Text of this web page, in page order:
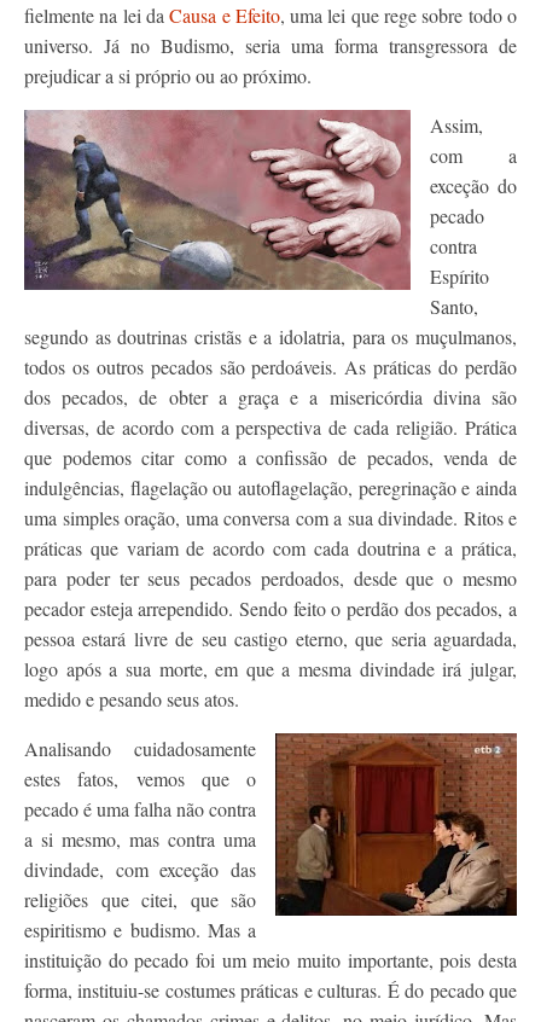
fielmente na lei daCausa e Efeito, uma lei que rege sobre todo o
universo. Já no Budismo, seria uma forma transgressora de
prejudicar a si próprio ou ao próximo.
Assim,
com a
exceção do
pecado
contra
Espírito
Santo,
segundo as doutrinas cristãs e a idolatria, para os muçulmanos,
todos os outros pecados são perdoáveis. As práticas do perdão
dos pecados, de obter a graça e a misericórdia divina são
diversas, de acordo com a perspectiva de cada religião. Prática
que podemos citar como a confissão de pecados, venda de
indulgências, flagelação ou autoflagelação, peregrinação e ainda
uma simples oração, uma conversa com a sua divindade. Ritos e
práticas que variam de acordo com cada doutrina e a prática,
para poder ter seus pecados perdoados, desde que o mesmo
pecador esteja arrependido. Sendo feito o perdão dos pecados, a
pessoa estará livre de seu castigo eterno, que seria aguardada,
logo após a sua morte, em que a mesma divindade irá julgar,
medido e pesando seus atos.
Analisando cuidadosamente
estes fatos, vemos que o
pecado é uma falha não contra
a si mesmo, mas contra uma
divindade, com exceção das
religiões que citei, que são
espiritismo e budismo. Mas a
instituição do pecado foi um meio muito importante, pois desta
forma, instituiu-se costumes práticas e culturas. É do pecado que